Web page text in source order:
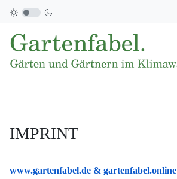
IMPRINT
www.gartenfabel.de & gartenfabel.online